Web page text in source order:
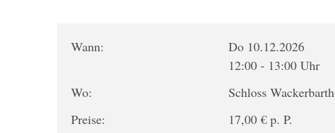
Wann:
Do 10.12.2026
12:00 - 13:00 Uhr
Wo:
Schloss Wackerbarth
Preise:
17,00 € p. P.